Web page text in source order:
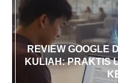
REVIEW GOOGLE
KULIAH: PRAKTIS